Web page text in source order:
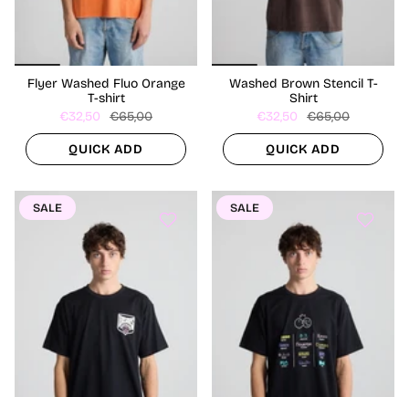
Flyer Washed Fluo Orange
T-shirt
€32,50
€65,00
QUICK ADD
Washed Brown Stencil T-
Shirt
€32,50
€65,00
QUICK ADD
SALE SALE